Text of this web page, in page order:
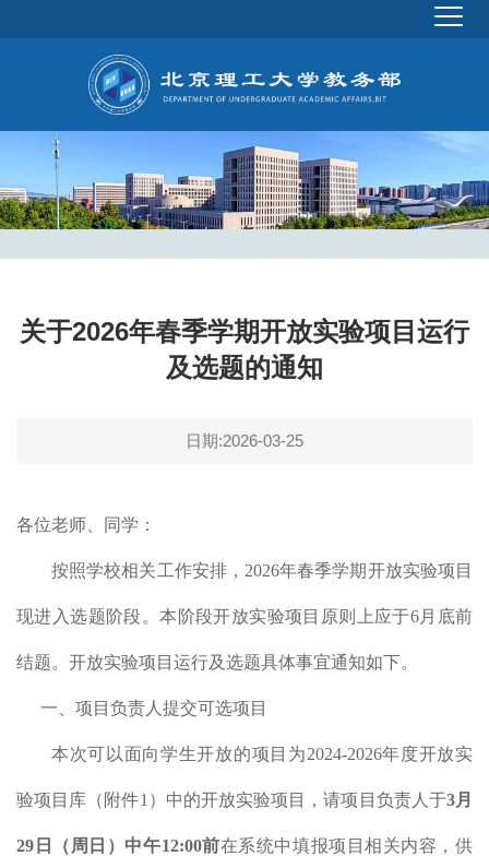
关于2026年春季学期开放实验项目运行
及选题的通知
日期:2026-03-25
各位老师、同学：
按照学校相关工作安排， 2026年春季学期开放实验项目
现进入选题阶段。本阶段开放实验项目原则上应于6月底前
结题。开放实验项目运行及选题具体事宜通知如下。
一、项目负责人提交可选项目
本次可以面向学生开放的项目为2024-2026年度开放实
验项目库（附件1）中的开放实验项目，请项目负责人于3月
29 日（ 周日 ）中午12:00前在系统中填报项目相关内容，供